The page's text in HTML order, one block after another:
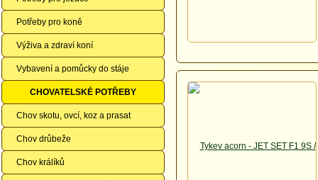
Potřeby pro koně
Výživa a zdraví koní
Vybavení a pomůcky do stáje
CHOVATELSKÉ POTŘEBY
Chov skotu, ovcí, koz a prasat
Chov drůbeže
Chov králíků